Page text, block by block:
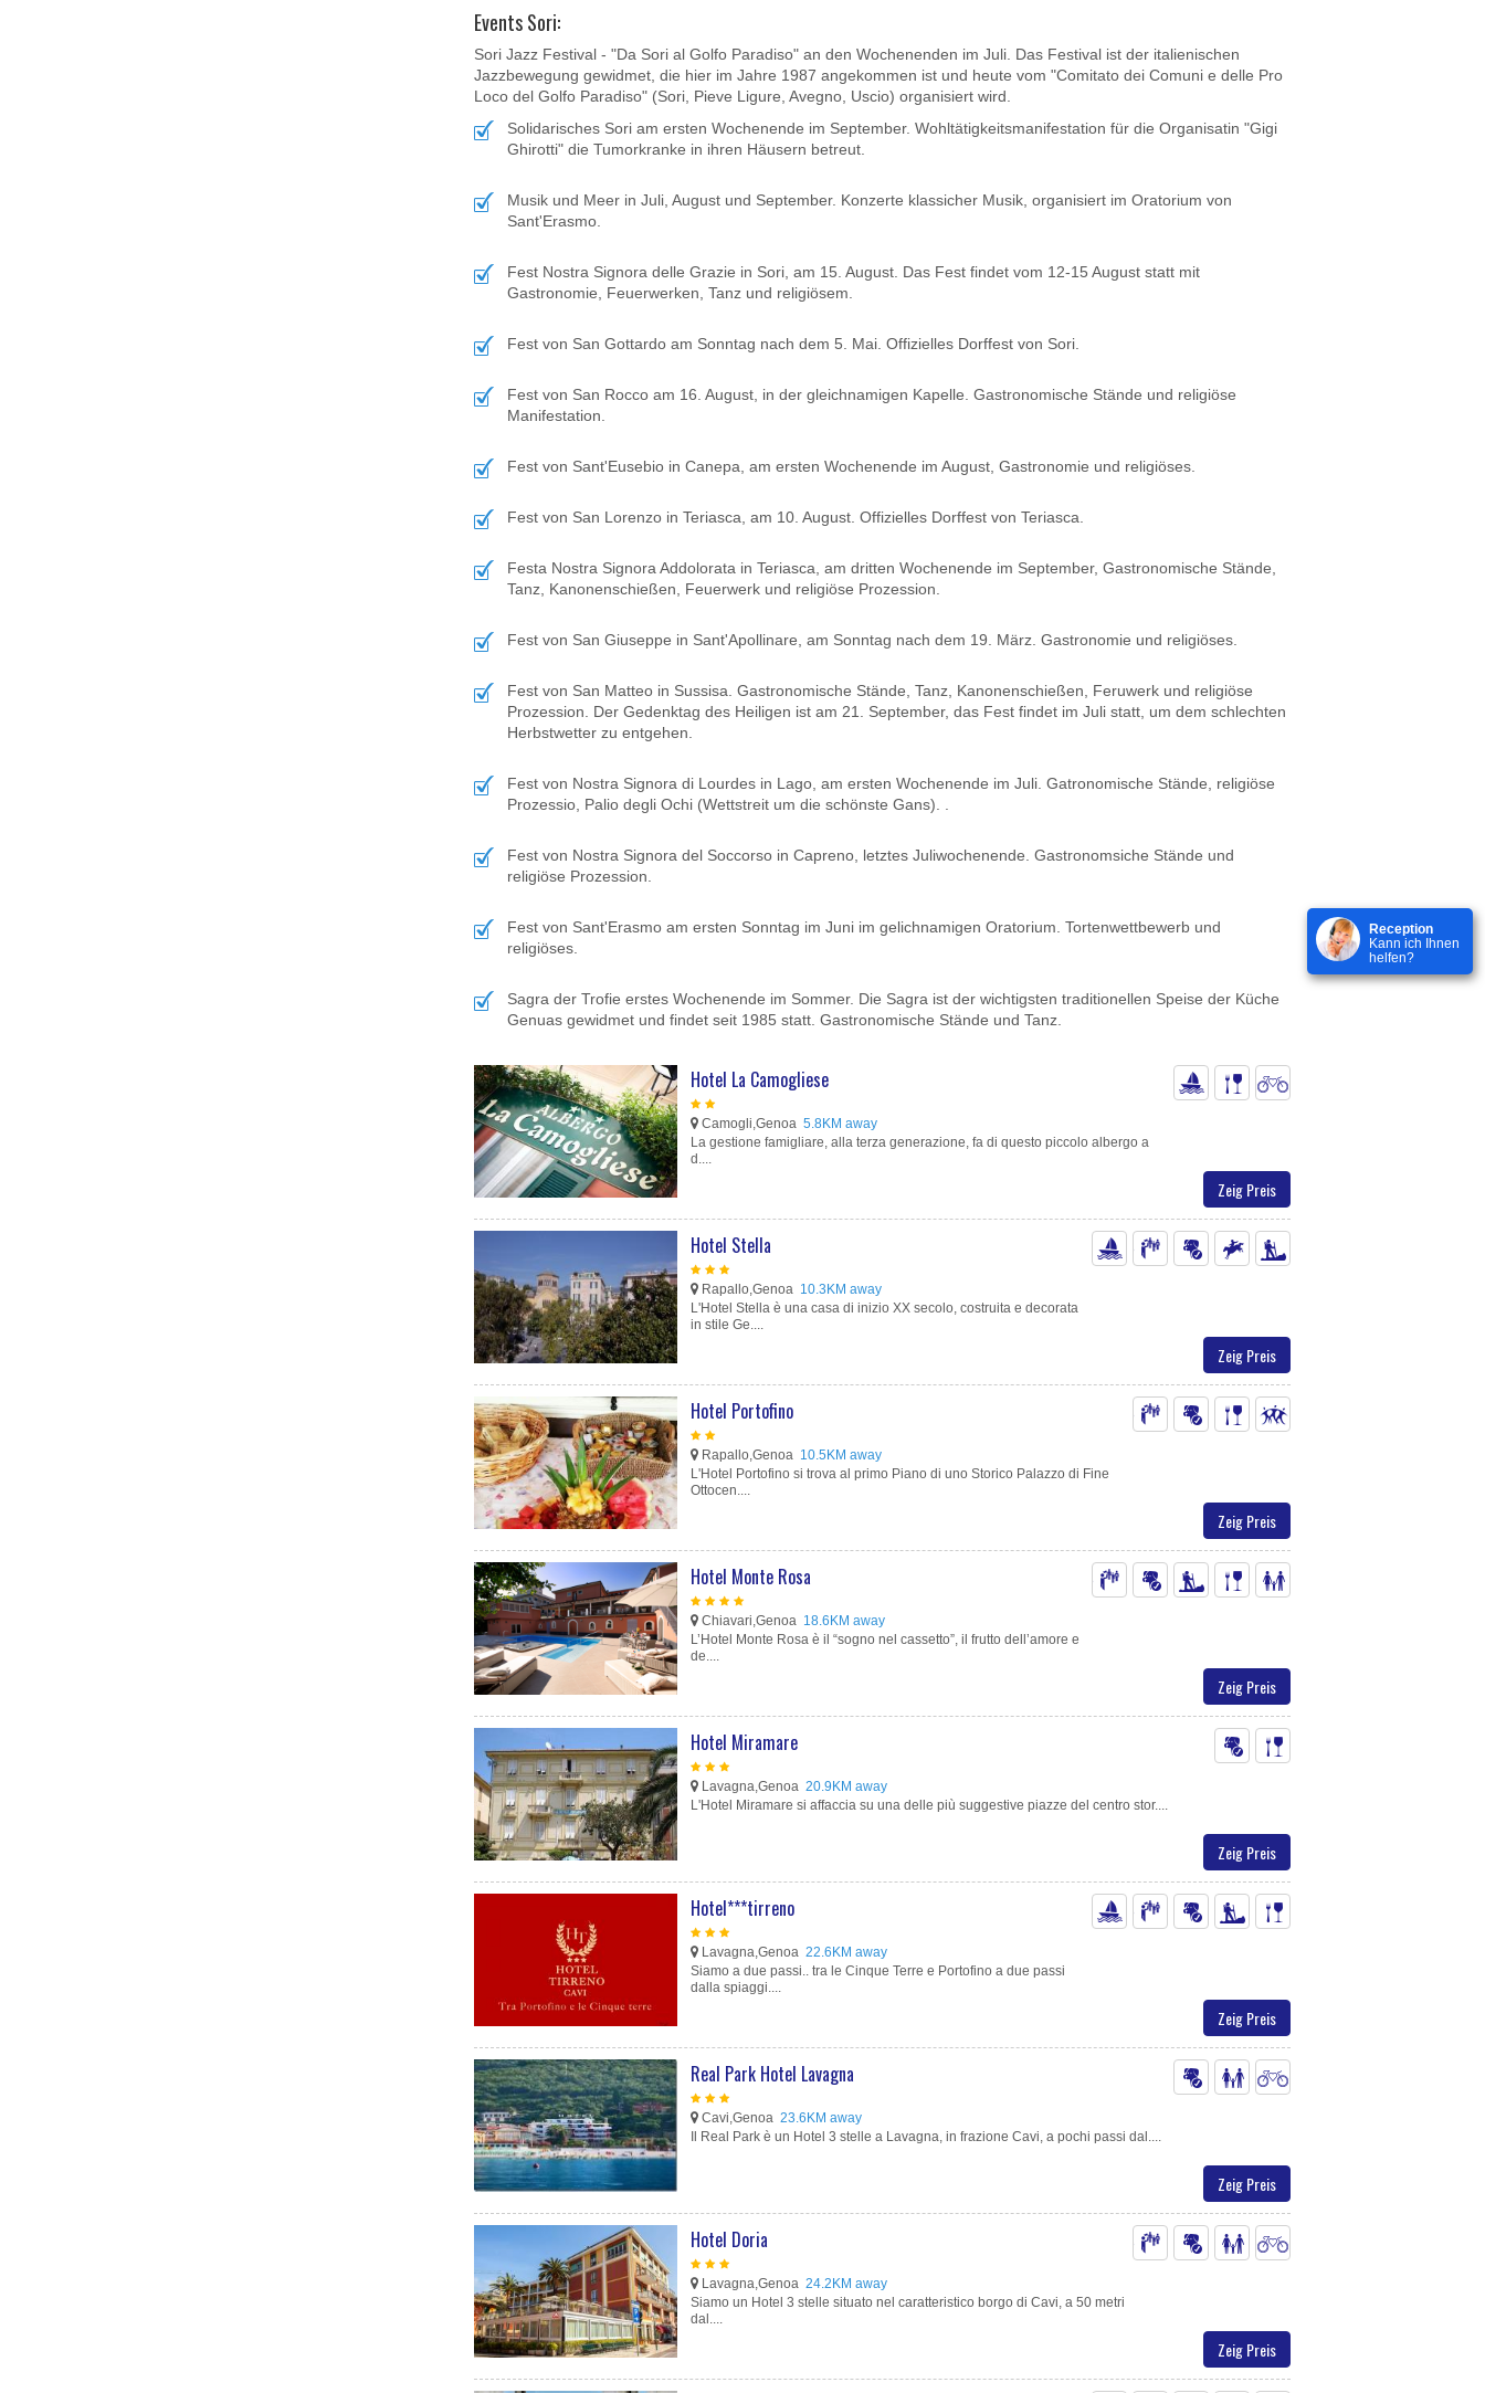
Events Sori:
Sori Jazz Festival - "Da Sori al Golfo Paradiso" an den Wochenenden im Juli. Das Festival ist der italienischen
Jazzbewegung gewidmet, die hier im Jahre 1987 angekommen ist und heute vom "Comitato dei Comuni e delle Pro
Loco del Golfo Paradiso" (Sori, Pieve Ligure, Avegno, Uscio) organisiert wird.
Solidarisches Sori am ersten Wochenende im September. Wohltätigkeitsmanifestation für die Organisatin "Gigi
Ghirotti" die Tumorkranke in ihren Häusern betreut.
Musik und Meer in Juli, August und September. Konzerte klassicher Musik, organisiert im Oratorium von
Sant'Erasmo.
Fest Nostra Signora delle Grazie in Sori, am 15. August. Das Fest findet vom 12-15 August statt mit
Gastronomie, Feuerwerken, Tanz und religiösem.
Fest von San Gottardo am Sonntag nach dem 5. Mai. Offizielles Dorffest von Sori.
Fest von San Rocco am 16. August, in der gleichnamigen Kapelle. Gastronomische Stände und religiöse
Manifestation.
Fest von Sant'Eusebio in Canepa, am ersten Wochenende im August, Gastronomie und religiöses.
Fest von San Lorenzo in Teriasca, am 10. August. Offizielles Dorffest von Teriasca.
Festa Nostra Signora Addolorata in Teriasca, am dritten Wochenende im September, Gastronomische Stände,
Tanz, Kanonenschießen, Feuerwerk und religiöse Prozession.
Fest von San Giuseppe in Sant'Apollinare, am Sonntag nach dem 19. März. Gastronomie und religiöses.
Fest von San Matteo in Sussisa. Gastronomische Stände, Tanz, Kanonenschießen, Feruwerk und religiöse
Prozession. Der Gedenktag des Heiligen ist am 21. September, das Fest findet im Juli statt, um dem schlechten
Herbstwetter zu entgehen.
Fest von Nostra Signora di Lourdes in Lago, am ersten Wochenende im Juli. Gatronomische Stände, religiöse
Prozessio, Palio degli Ochi (Wettstreit um die schönste Gans). .
Fest von Nostra Signora del Soccorso in Capreno, letztes Juliwochenende. Gastronomsiche Stände und
religiöse Prozession.
Fest von Sant'Erasmo am ersten Sonntag im Juni im gelichnamigen Oratorium. Tortenwettbewerb und
religiöses.
Sagra der Trofie erstes Wochenende im Sommer. Die Sagra ist der wichtigsten traditionellen Speise der Küche
Genuas gewidmet und findet seit 1985 statt. Gastronomische Stände und Tanz.
Zeig Preis
Hotel La Camogliese
Camogli,Genoa 5.8KM away
La gestione famigliare, alla terza generazione, fa di questo piccolo albergo a
d....
Zeig Preis
Hotel Stella
Rapallo,Genoa 10.3KM away
L'Hotel Stella è una casa di inizio XX secolo, costruita e decorata
in stile Ge....
Zeig Preis
Hotel Portofino
Rapallo,Genoa 10.5KM away
L'Hotel Portofino si trova al primo Piano di uno Storico Palazzo di Fine
Ottocen....
Zeig Preis
Hotel Monte Rosa
Chiavari,Genoa 18.6KM away
L’Hotel Monte Rosa è il “sogno nel cassetto”, il frutto dell’amore e
de....
Zeig Preis
Hotel Miramare
Lavagna,Genoa 20.9KM away
L'Hotel Miramare si affaccia su una delle più suggestive piazze del centro stor....
Zeig Preis
Hotel***tirreno
Lavagna,Genoa 22.6KM away
Siamo a due passi.. tra le Cinque Terre e Portofino a due passi
dalla spiaggi....
Zeig Preis
Real Park Hotel Lavagna
Cavi,Genoa 23.6KM away
Il Real Park è un Hotel 3 stelle a Lavagna, in frazione Cavi, a pochi passi dal....
Zeig Preis
Hotel Doria
Lavagna,Genoa 24.2KM away
Siamo un Hotel 3 stelle situato nel caratteristico borgo di Cavi, a 50 metri
dal....
Reception
Kann ich Ihnen
helfen?